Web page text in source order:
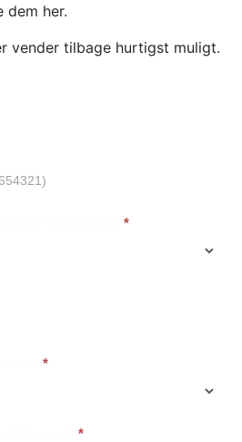
dem her.
vender tilbage hurtigst muligt.
*
*
*